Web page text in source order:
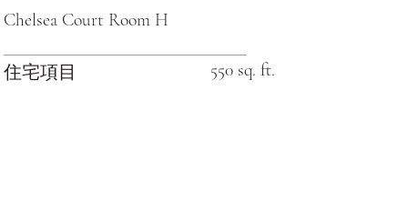
Chelsea Court Room H
住宅項目 550 sq. ft.